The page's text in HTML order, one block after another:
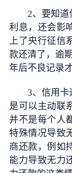
2、要知
利息，还会影
上了央行征信
款还清了，逾
年后不良记录
3、信用
是可以主动联
并不是每个人
特殊情况导致
商还款，例如
能力导致无力